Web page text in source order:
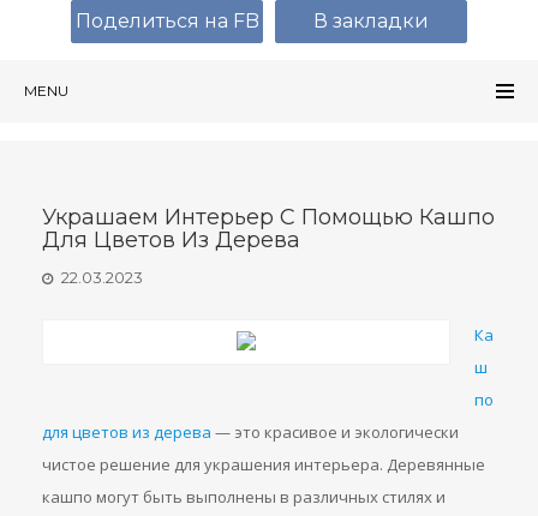
MENU
Украшаем Интерьер С Помощью Кашпо
Для Цветов Из Дерева
22.03.2023
Ка
ш
по
для цветов из дерева — это красивое и экологически
чистое решение для украшения интерьера. Деревянные
кашпо могут быть выполнены в различных стилях и
Поделиться на FB В закладки